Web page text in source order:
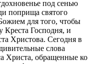
под сенью
поприща святого
для того, чтобы
Креста Господня, и
Христова. Сегодня в
слова
Христа, обращенные ко